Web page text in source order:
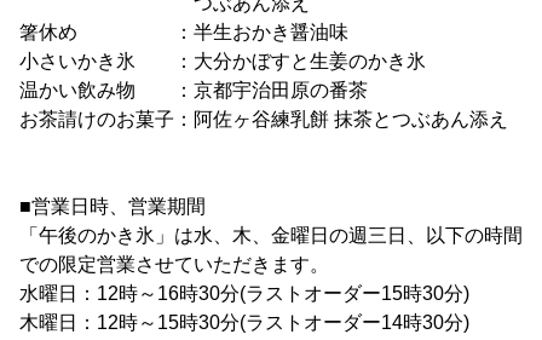
箸休め ：半生おかき醤油味
小さいかき氷 ：大分かぼすと生姜のかき氷
温かい飲み物 ：京都宇治田原の番茶
お茶請けのお菓子：阿佐ヶ谷練乳餅 抹茶とつぶあん添え
■営業日時、営業期間
「午後のかき氷」は水、木、金曜日の週三日、以下の時間
での限定営業させていただきます。
水曜日：12時～16時30分(ラストオーダー15時30分)
木曜日：12時～15時30分(ラストオーダー14時30分)